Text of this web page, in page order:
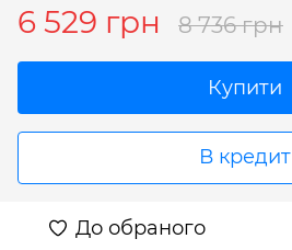
6 529 грн 8 736 грн
Купити
В кредит
До обраного